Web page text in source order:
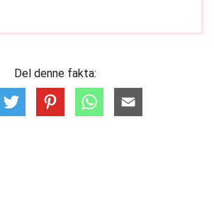
Del denne fakta: